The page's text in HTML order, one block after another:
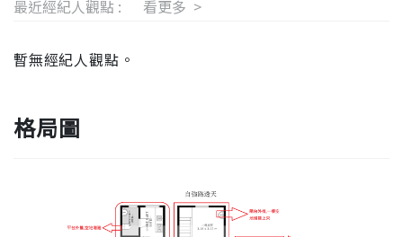
最近經紀人觀點 : 看更多 >
暫無經紀人觀點。
格局圖